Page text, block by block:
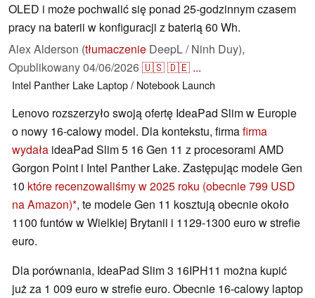
OLED i może pochwalić się ponad 25-godzinnym czasem
pracy na baterii w konfiguracji z baterią 60 Wh.
Alex Alderson (tłumaczenie DeepL / Ninh Duy),
Opublikowany04/06/2026🇺🇸🇩🇪 ...
Intel Panther Lake Laptop / Notebook Launch
Lenovo rozszerzyło swoją ofertę IdeaPad Slim w Europie
o nowy 16-calowy model. Dla kontekstu, firmafirma
wydała ideaPad Slim 5 16 Gen 11 z procesorami AMD
Gorgon Point i Intel Panther Lake. Zastępując modele Gen
10 które recenzowaliśmy w 2025 roku (obecnie 799 USD
na Amazon) , te modele Gen 11 kosztują obecnie około
1100 funtów w Wielkiej Brytanii i 1129-1300 euro w strefie
euro.
Dla porównania, IdeaPad Slim 3 16IPH11 można kupić
już za 1 009 euro w strefie euro. Obecnie 16-calowy laptop